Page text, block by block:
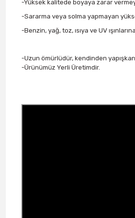
-Yüksek kalitede boyaya zarar
-Sararma veya solma yapmayan
-Benzin, yağ, toz, ısıya ve UV
-Uzun ömürlüdür, kendinden
-Ürünümüz Yerli Üretimdir.